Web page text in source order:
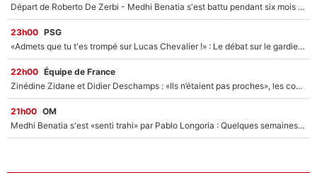
Départ de Roberto De Zerbi - Medhi Benatia s'est battu pendant six mois pour le retenir à l'OM, le PSG a été le naufrage de trop : «Je pars avec toi»
23h00 PSG
«Admets que tu t'es trompé sur Lucas Chevalier !» : Le débat sur le gardien du PSG vire au clash à l'After Foot
22h00 Équipe de France
Zinédine Zidane et Didier Deschamps : «Ils n’étaient pas proches», les confidences d’un membre de l’équipe de France 1998 sur leur relation spéciale
21h00 OM
Medhi Benatia s'est «senti trahi» par Pablo Longoria : Quelques semaines après son départ, l'ancien directeur de football de l'OM règle ses comptes